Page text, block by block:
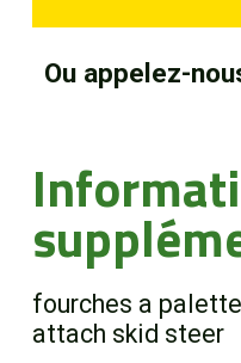
Ou appelez-
fourches a
attach skid steer